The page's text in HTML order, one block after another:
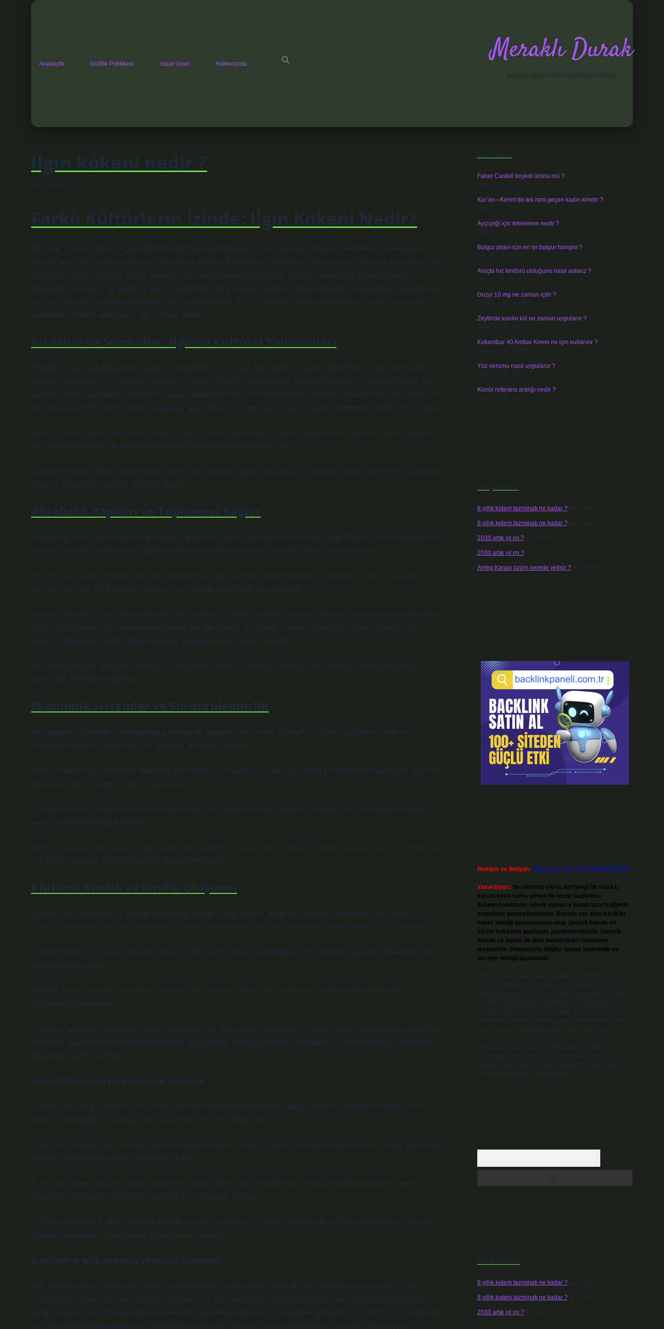
Anasayfa Gizlilik Politikası Yasal Uyarı Hakkımızda Meraklı Durak
Ilgın kökeni nedir ?
Tarih: Nisan 21, 2026
Farklı Kültürlerin İzinde: Ilgın Kökeni Nedir?
Bir insan olarak kültürlerin çeşitliliğini keşfetmeye başladığımızda, her toplumun ritüelleri, sembolleri ve akrabalık
yapıları bize hem kendimizi hem de başkalarını anlama fırsatı sunar. Ilgın kökeni nedir sorusu, yalnızca bir bitkinin veya
coğrafi bir terimin kökenini merak etmekten öte, insan topluluklarının tarih boyunca geliştirdiği kültürel bağların,
ekonomik düzenlerin ve kimlik oluşum süreçlerinin izini sürmemizi sağlar. Kültürel görelilik perspektifiyle bakıldığında,
bu soru bize farklı toplumların dünyayı nasıl yorumladığını, hangi değerleri önceliklendirdiğini ve birey ile topluluk
arasındaki ilişkileri anlamamız için bir kapı aralar.
Ritüeller ve Semboller: Ilgın’ın Kültürel Yansımaları
Ritüeller, insan topluluklarının inançlarını, değerlerini ve sosyal düzenlerini yansıtan etkinliklerdir. Ilgın kelimesinin
kökenini araştırırken, bu ritüellerin sembolik anlamlarını göz ardı edemeyiz. Örneğin, Akdeniz’in bazı köylerinde “Ilgın
ağacı”na dayalı gelenekler bulunur; bu ağaç, bereket, koruma ve toplumsal birlik simgesi olarak kabul edilir. Afrika’nın
bazı topluluklarında benzer bitkiler, kuşaklar arası bilgiyi ve toplumsal normları aktaran ritüellerde merkezi bir rol oynar.
Ritüel Örneği: Türkiye’nin güney kırsalında, Ilgın dalları düğünlerde ve çocuk doğumlarında sembolik olarak kullanılır;
bu, toplumsal kimliğin ve akrabalık ilişkilerinin pekiştirilmesine hizmet eder.
Sembolik Anlam: Bitkinin veya terimin kökeni, bir toplumun inanç dünyasına dair ipuçları sunar; semboller aracılığıyla
topluluk, değerlerini sonraki nesillere aktarır.
Akrabalık Yapıları ve Toplumsal Bağlar
Antropoloji, insan topluluklarının akrabalık yapıları ve sosyal örgütlenmelerini inceler. Ilgın kökeni üzerine düşünürken,
sadece kelimenin veya bitkinin tarihine değil, onun toplumsal ilişkiler içindeki yerine odaklanabiliriz.
Aile ve Klan Bağları: Anadolu’nun bazı bölgelerinde Ilgın, ailelerin ortak kullanım alanlarında yer alır ve kuşaklar
boyunca korunur. Bu, toplumsal hafızanın ve kültürel sürekliliğin bir parçasıdır.
Kültürel Görelilik: Farklı toplumlarda aynı bitki veya terim, farklı anlamlar taşıyabilir. Örneğin, Güney Amerika’da benzer
bitkiler, toplulukların şifa ritüellerinde merkezi bir öğe olabilir. Bu durum, kültürel göreliliğin önemini vurgular: bir
kültürün değerlerini kendi bağlamı dışında değerlendirmek yanıltıcı olabilir.
Bu perspektif, bize akrabalık yapılarını ve toplumsal bağları anlamada yalnızca kendi kültürel kodlarımızla sınırlı
kalmamak gerektiğini hatırlatır.
Ekonomik Sistemler ve Sürdürülebilirlik
Ilgın kökeni araştırılırken, antropologlar ekonomik sistemleri de inceler. Bitkilerin ve yerel kaynakların kullanımı,
toplulukların geçim yöntemlerini ve çevresel ilişkilerini gösterir.
Yerel Ekonomi: Ilgın dallarının kullanımı, geleneksel el sanatları ve ticaret için temel bir malzeme oluşturabilir. Bu, hem
ekonomik hem de kültürel değerin birleşimidir.
Sürdürülebilirlik: Topluluklar, bitkilerin kullanımını uzun vadeli bir bakış açısıyla düzenler; bu, hem ekolojik hem de
sosyal sürdürülebilirliği destekler.
Saha Çalışmaları: Orta Anadolu’da yapılan antropolojik çalışmalar, Ilgın bitkisinin köylüler için ekonomik ve kültürel bir
“çift yönlü sermaye” işlevi gördüğünü ortaya koymuştur.
Kültürel Kimlik ve Kimlik Oluşumu
Bir toplumun semboller ve ritüeller aracılığıyla kendini ifade etmesi, kimlik oluşumunu şekillendirir. Ilgın kökeni, bu
açıdan sadece biyolojik veya etimolojik bir merak konusu değil, aynı zamanda toplumsal kimliğin bir yansımasıdır.
Kültürel Kimlik: Bir kasaba veya köy, belirli bir bitki veya terimle özdeşleşebilir; bu, topluluk üyelerinin kendilerini ait
hissetmelerini sağlar.
Bireysel Kimlik: Çocuklar ve gençler, ritüeller aracılığıyla bu sembolleri öğrenir ve kendi kimliklerini topluluk
bağlamında şekillendirir.
Çağdaş Perspektif: Günümüzde şehir kültüründe bile, bazı aileler kökenlerini ve yerel ritüelleri hatırlatacak sembolleri
evlerinde veya etkinliklerinde yaşatmaktadır. Bu, kültürün sürekli evrimleşen doğasını ve bireysel kimliğin toplumsal
kökenlerle ilişkisini gösterir.
Farklı Kültürlerden Karşılaştırmalı Örnekler
1. Afrika’daki Ağaç Ritüelleri: Bazı Sahra altı Afrika topluluklarında belirli ağaçlar, topluluk kararlarını almak için bir
buluşma noktasıdır; bu ağaçlar, hem sosyal hem de dini anlam taşır.
2. Amazon Bölgesi: Yerli kabileler, bitkileri hem şifa hem de ritüel amaçlarla kullanır. Burada bitkinin kökeni, topluluğun
ekolojik bilgeliğini ve yaşam pratiklerini yansıtır.
3. Avrupa Köyleri: Ortaçağ Avrupa köylerinde belirli bitkiler, tarım ritüellerinde ve bayram kutlamalarında merkezi bir rol
oynardı; bu, ekonomik ve kültürel yaşamın iç içe geçtiğini gösterir.
Bu karşılaştırmalar, kültürel görelilik ilkesini vurgular; bir bitki veya terimin anlamı, onu kullanan topluluğun değerleri,
tarihsel deneyimleri ve ekonomik ihtiyaçlarıyla şekillenir.
Disiplinler Arası Bağlantılar ve Kişisel Gözlemler
Ilgın kökeni üzerine düşünmek, yalnızca antropolojiyle sınırlı kalmaz; botanik, tarih, ekonomi ve sosyoloji ile de
bağlantılıdır. Kendi köyümde çocukken izlediğim bir Ilgın ağacı ritüeli, bana topluluğun nasıl birlikte hareket ettiğini,
hangi değerleri önceliklendirdiğini ve bireylerin toplumsal hafızayı nasıl taşıdığını gösterdi. Bu gözlem, saha çalışmaları
ve literatürdeki karşılaştırmalarla birleştiğinde, disiplinler arası bir anlayış geliştirmenin önemini ortaya koyar.
Son Yazılar
Faber Castell boykot ürünü mü ?
Ağustos 6, 2026
Kur’an-ı Kerim’de tek ismi geçen kadın kimdir ?
Ağustos 6, 2026
Ayçiçeği için tekerleme nedir ?
Ağustos 5, 2026
Bulgur pilavı için en iyi bulgur hangisi ?
Ağustos 4, 2026
Araçta hız limitörü olduğunu nasıl anlarız ?
Ağustos 4, 2026
Dozyl 10 mg ne zaman içilir ?
Temmuz 30, 2026
Zeytinde kaolin kili ne zaman uygulanır ?
Temmuz 29, 2026
Kırkambar 40 Ambar Kremi ne için kullanılır ?
Temmuz 27, 2026
Yüz serumu nasıl uygulanır ?
Temmuz 26, 2026
Klorür referans aralığı nedir ?
Temmuz 25, 2026
Son yorumlar
8 yıllık kıdem tazminatı ne kadar ?için admin
8 yıllık kıdem tazminatı ne kadar ?için Nazan
2030 artık yıl mı ?için admin
2030 artık yıl mı ?için Pınar
Antep Karası üzüm nerede yetişir ?için admin
Reklam ve İletişim: Skype: live:.cid.575569c608265c69
Yasal Uyarı: Bu internet sitesi, herhangi bir marka,
kurum veya şahıs şirketi ile hiçbir bağlantısı
bulunmamaktadır. Sitede yalnızca kendi hazırladığımız
makaleler paylaşılmaktadır. Burada yer alan içerikler
haber niteliği taşımamakta olup, gerçek kurum ve
kişiler hakkında paylaşım yapılmamaktadır. Gerçek
kurum ve kişiler ile isim benzerlikleri tamamen
tesadüfidir. Sitemizdeki bilgiler taslak halindedir ve
tavsiye niteliği taşımazlar.
Sitemiz, 5651 Sayılı Kanun gereğince Bilgi Teknolojileri
ve İletişim Kurumu (BTK) tarafından onaylanmış bir Yer
Sağlayıcı olarak hizmet vermektedir. Bu nedenle, sitedeki
içerikleri proaktif olarak denetleme veya araştırma
yükümlülüğümüz bulunmamaktadır. Ancak, üyelerimiz
yazdıkları içeriklerin sorumluluğunu taşımakta olup, siteye
üye olarak bu sorumluluğu kabul etmiş sayılırlar.
Hukuka ve yasal düzenlemelere aykırı olduğunu
düşündüğünüz içerikleri,
backlinkpanelicomtr@gmail.com
adresine bildirmeniz halinde, ilgili içerikler yasal süre
içerisinde sitemizden kaldırılacaktır.
Son Yorumlar
8 yıllık kıdem tazminatı ne kadar ?için admin
8 yıllık kıdem tazminatı ne kadar ?için Nazan
2030 artık yıl mı ?için admin